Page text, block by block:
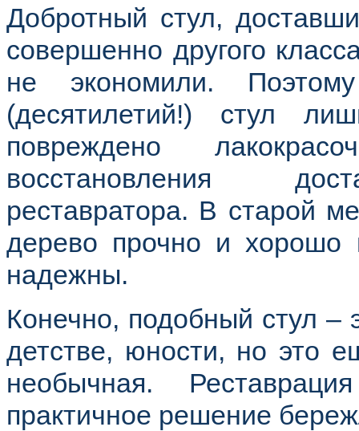
Добротный стул,
совершенно другого
не экономили.
(десятилетий!) стул
повреждено
восстановления
реставратора. В старой
дерево прочно и хорошо
надежны.
Конечно, подобный стул –
детстве, юности, но это
необычная.
практичное решение